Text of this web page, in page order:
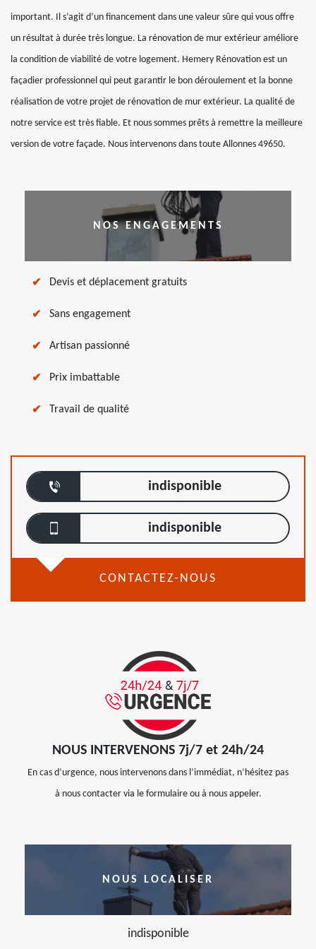
important. Il s’agit d’un financement dans une valeur sûre qui vous offre
un résultat à durée très longue. La rénovation de mur extérieur améliore
la condition de viabilité de votre logement. Hemery Rénovation est un
façadier professionnel qui peut garantir le bon déroulement et la bonne
réalisation de votre projet de rénovation de mur extérieur. La qualité de
notre service est très fiable. Et nous sommes prêts à remettre la meilleure
version de votre façade. Nous intervenons dans toute Allonnes 49650.
NOS ENGAGEMENTS
Devis et déplacement gratuits
Sans engagement
Artisan passionné
Prix imbattable
Travail de qualité
indisponible
indisponible
CONTACTEZ-NOUS
NOUS INTERVENONS 7j/7 et 24h/24
En cas d’urgence, nous intervenons dans l’immédiat, n’hésitez pas
à nous contacter via le formulaire ou à nous appeler.
NOUS LOCALISER
indisponible